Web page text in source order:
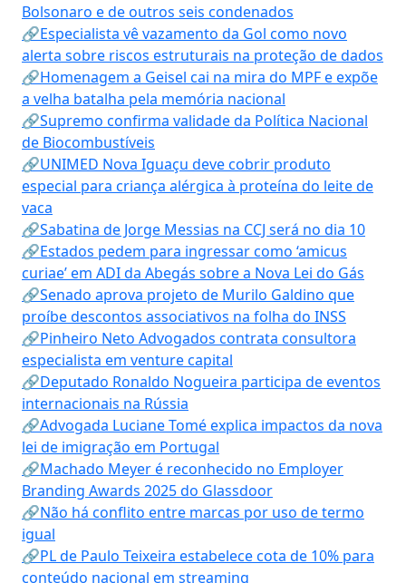
Bolsonaro e de outros seis condenados
🔗Especialista vê vazamento da Gol como novo
alerta sobre riscos estruturais na proteção de dados
🔗Homenagem a Geisel cai na mira do MPF e expõe
a velha batalha pela memória nacional
🔗Supremo confirma validade da Política Nacional
de Biocombustíveis
🔗UNIMED Nova Iguaçu deve cobrir produto
especial para criança alérgica à proteína do leite de
vaca
🔗Sabatina de Jorge Messias na CCJ será no dia 10
🔗Estados pedem para ingressar como ‘amicus
curiae’ em ADI da Abegás sobre a Nova Lei do Gás
🔗Senado aprova projeto de Murilo Galdino que
proíbe descontos associativos na folha do INSS
🔗Pinheiro Neto Advogados contrata consultora
especialista em venture capital
🔗Deputado Ronaldo Nogueira participa de eventos
internacionais na Rússia
🔗Advogada Luciane Tomé explica impactos da nova
lei de imigração em Portugal
🔗Machado Meyer é reconhecido no Employer
Branding Awards 2025 do Glassdoor
🔗Não há conflito entre marcas por uso de termo
igual
🔗PL de Paulo Teixeira estabelece cota de 10% para
conteúdo nacional em streaming